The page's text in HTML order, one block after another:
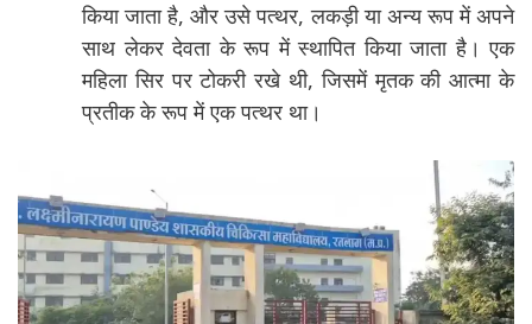
किया जाता है, और उसे पत्थर, लकड़ी या अन्य रूप में अपने
साथ लेकर देवता के रूप में स्थापित किया जाता है। एक
महिला सिर पर टोकरी रखे थी, जिसमें मृतक की आत्मा के
प्रतीक के रूप में एक पत्थर था।